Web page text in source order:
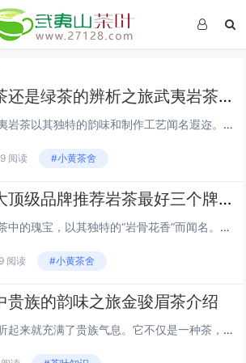
武夷岩茶：红茶还是绿茶的辨析之旅武夷岩茶属于红茶还是绿茶
在茶叶的世界里，武夷岩茶以其独特的韵味和制作工艺闻名遐迩。然而，许多茶友在品饮时常常疑惑：武夷岩茶究竟属于红茶还是绿茶？今天，就让我们一起踏上这场辨析之旅，揭开武夷岩茶的神秘面纱。 武夷岩茶的起源 武夷岩茶，顾名思义，产于中国福建省武夷山...
阅读 #小黄茶舍
岩茶品鉴：三大顶级品牌推荐岩茶最好三个牌子
岩茶，作为中国乌龙茶中的瑰宝，以其独特的“岩骨花香”而闻名。在众多岩茶品牌中，有三个品牌以其卓越的品质和独特的风味脱颖而出，成为茶友们心中的至宝。本文将为您详细介绍这三个品牌的岩茶，带您领略岩茶的非凡魅力。 1. 大红袍（Da Hong...
阅读 #小黄茶舍
贵族的韵味之旅金骏眉茶介绍
金骏眉茶，这个名字听起来就充满了贵族气息。它不仅是一种茶，更是一种文化，一种艺术，一种生活的态度。让我们一起走进金骏眉的世界，感受它独特的韵味。 金骏眉的起源 金骏眉茶，这个名字来源于它的产地——中国福建省武夷山。"金"...